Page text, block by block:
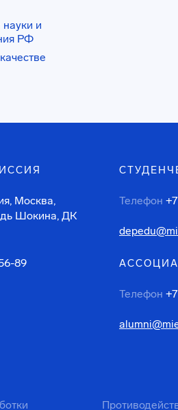
и
РФ
Москва,
Шокина, ДК
89
Телефон
Телефон